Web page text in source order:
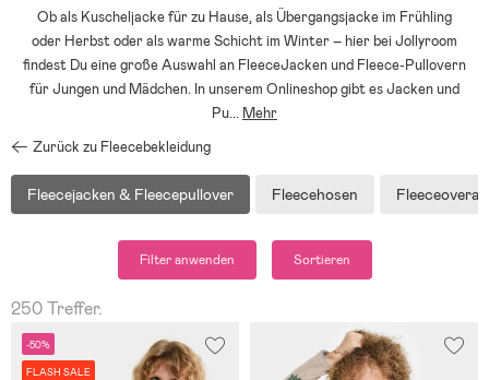
Ob als Kuscheljacke für zu Hause, als Übergangsjacke im Frühling
oder Herbst oder als warme Schicht im Winter – hier bei Jollyroom
findest Du eine große Auswahl an FleeceJacken und Fleece-Pullovern
für Jungen und Mädchen. In unserem Onlineshop gibt es Jacken und
Pu... Mehr
Zurück zu Fleecebekleidung
Fleecejacken & Fleecepullover Fleecehosen
Filter anwenden Sortieren
250 Treffer.
-50%
FLASH SALE